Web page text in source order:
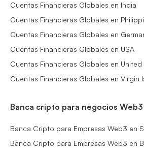
Cuentas Financieras Globales en India
Cuentas Financieras Globales en
Cuentas Financieras Globales en
Cuentas Financieras Globales en USA
Cuentas Financieras Globales en United
Cuentas Financieras Globales en Virgin
Banca cripto para negocios Web3
Banca Cripto para Empresas Web3 en
Banca Cripto para Empresas Web3 en